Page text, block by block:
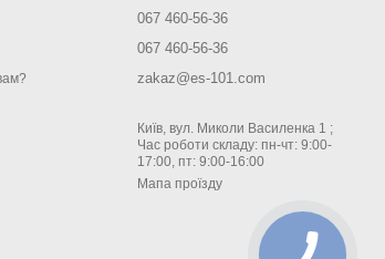
067 460-56-36
067 460-56-36
zakaz@es-101.com
Київ, вул. Миколи Василенка 1 ;
Час роботи складу: пн-чт: 9:00-
17:00, пт: 9:00-16:00
Мапа проїзду